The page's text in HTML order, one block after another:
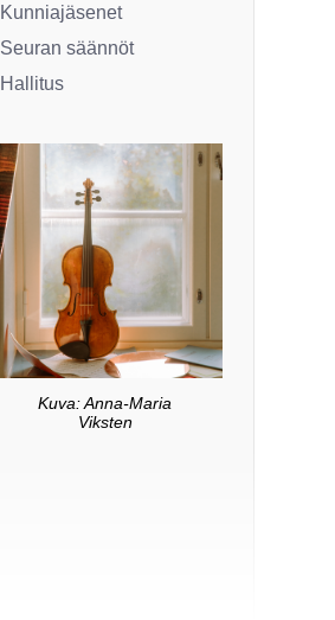
Kunniajäsenet
Seuran säännöt
Hallitus
Kuva: Anna-Maria
Viksten